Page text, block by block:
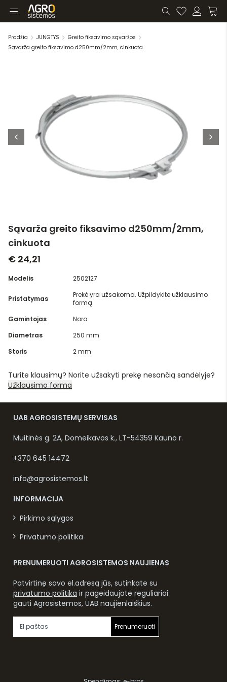
Pradžia JUNGTYS
Greito fiksavimo sąvaržos
Sąvarža greito fiksavimo d250mm/2mm, cinkuota
Sąvarža greito fiksavimo d250mm/2mm,
cinkuota
€ 24,21
Modelis 2502127
Pristatymas
Prekė yra užsakoma. Užpildykite užklausimo
formą.
Gamintojas
Noro
Diametras
250 mm
Storis
2 mm
Turite klausimų? Norite užsakyti prekę nesančią sandėlyje?
Užklausimo forma
UAB AGROSISTEMŲ SERVISAS
Muitinės g. 2A, Domeikavos k., LT-54359 Kauno r.
+370 645 14472
info@agrosistemos.lt
INFORMACIJA
Pirkimo sąlygos
Privatumo politika
PRENUMERUOTI AGROSISTEMOS NAUJIENAS
Patvirtinę savo el.adresą jūs, sutinkate su
privatumo politika ir pageidaujate reguliariai
gauti Agrosistemos, UAB naujienlaiškius.
Prenumeruoti